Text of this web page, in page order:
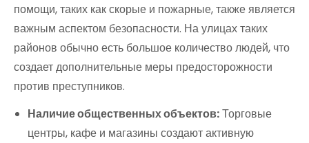
помощи, таких как скорые и пожарные, также является
важным аспектом безопасности. На улицах таких
районов обычно есть большое количество людей, что
создает дополнительные меры предосторожности
против преступников.
Наличие общественных объектов:Торговые
центры, кафе и магазины создают активную